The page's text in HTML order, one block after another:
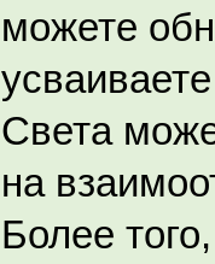
можете
Света
на
Более